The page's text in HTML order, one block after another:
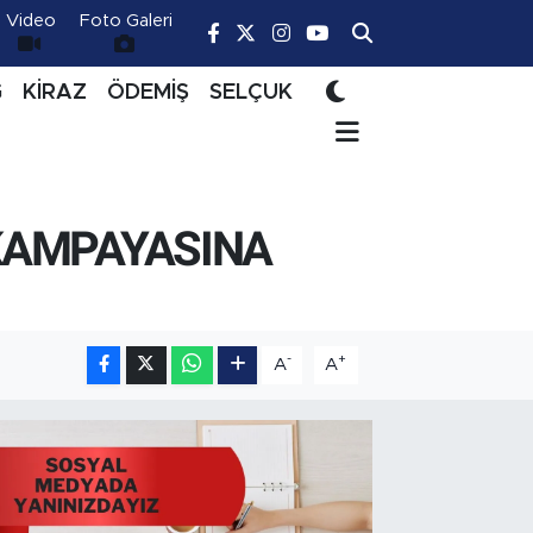
Video Foto Galeri
KİRAZ ÖDEMİŞ SELÇUK
A- A+